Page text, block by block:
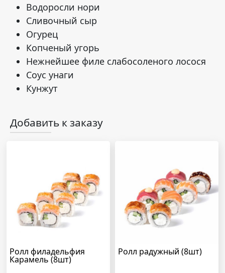
Водоросли нори
Сливочный сыр
Огурец
Копченый угорь
Нежнейшее филе слабосоленого лосося
Соус унаги
Кунжут
Добавить к заказу
Ролл филадельфия
Карамель (8шт)
Ролл радужный (8шт)